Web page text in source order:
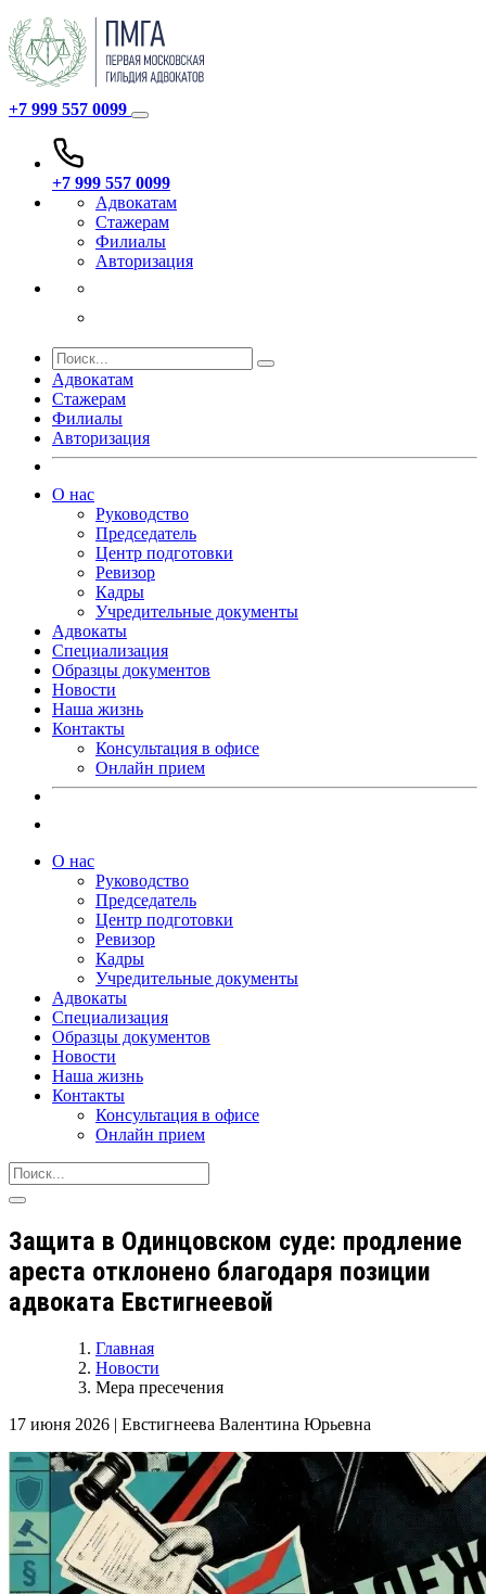
+7 999 557 0099
+7 999 557 0099
Адвокатам
Стажерам
Филиалы
Авторизация
Адвокатам
Стажерам
Филиалы
Авторизация
О нас
Руководство
Председатель
Центр подготовки
Ревизор
Кадры
Учредительные документы
Адвокаты
Специализация
Образцы документов
Новости
Наша жизнь
Контакты
Консультация в офисе
Онлайн прием
О нас
Руководство
Председатель
Центр подготовки
Ревизор
Кадры
Учредительные документы
Адвокаты
Специализация
Образцы документов
Новости
Наша жизнь
Контакты
Консультация в офисе
Онлайн прием
Защита в Одинцовском суде: продление
ареста отклонено благодаря позиции
адвоката Евстигнеевой
Главная
Новости
Мера пресечения
17 июня 2026 | Евстигнеева Валентина Юрьевна